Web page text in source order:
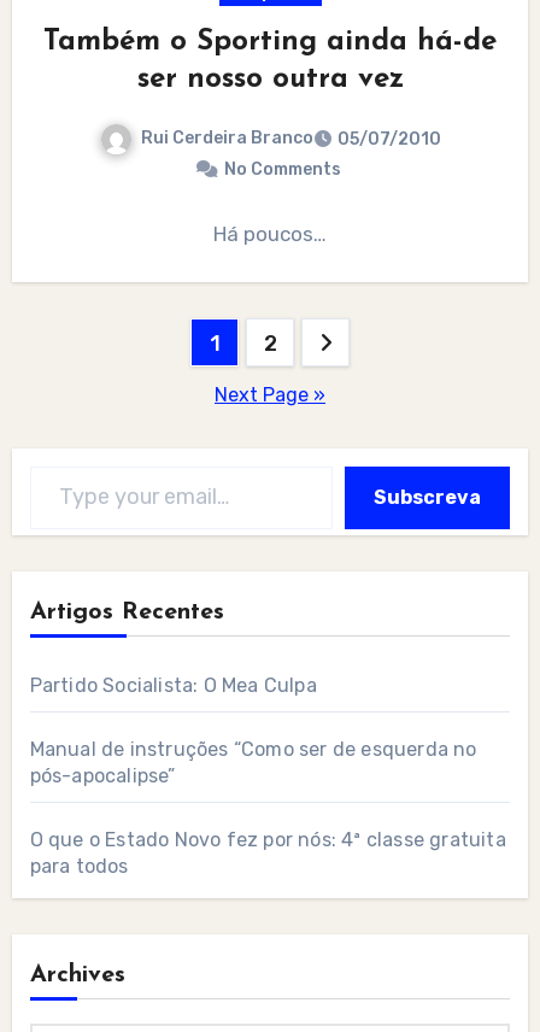
Também o Sporting ainda há-de
ser nosso outra vez
Rui Cerdeira Branco
05/07/2010
No Comments
Há poucos…
1 2
Next Page »
Subscreva
Artigos Recentes
Partido Socialista: O Mea Culpa
Manual de instruções “Como ser de esquerda no
pós-apocalipse”
O que o Estado Novo fez por nós: 4ª classe gratuita
para todos
Archives